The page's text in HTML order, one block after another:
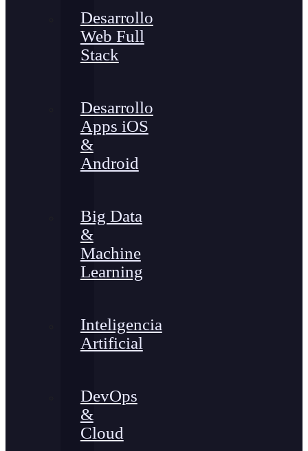
Desarrollo
Web Full
Stack
Desarrollo
Apps iOS
&
Android
Big Data
&
Machine
Learning
Inteligencia
Artificial
DevOps
&
Cloud